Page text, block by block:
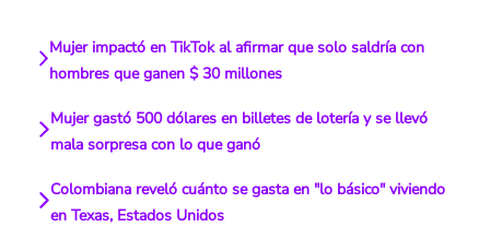
Mujer impactó en TikTok al afirmar que solo saldría con
hombres que ganen $ 30 millones
Mujer gastó 500 dólares en billetes de lotería y se llevó
mala sorpresa con lo que ganó
Colombiana reveló cuánto se gasta en "lo básico" viviendo
en Texas, Estados Unidos